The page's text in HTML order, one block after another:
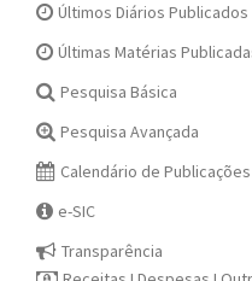
Últimos Diários Publicados
Últimas Matérias
Pesquisa Básica
Pesquisa Avançada
Calendário de Publicações
e-SIC
Transparência